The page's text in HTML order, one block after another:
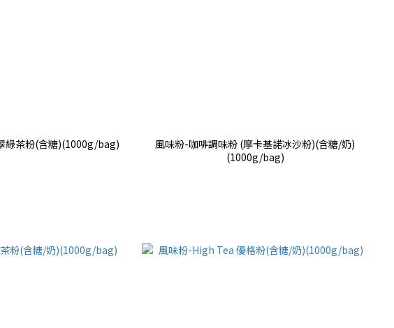
綠茶粉(含糖)(1000g/bag)
風味粉-咖啡調味粉 (摩卡基諾冰沙粉)(含糖/奶)
(1000g/bag)